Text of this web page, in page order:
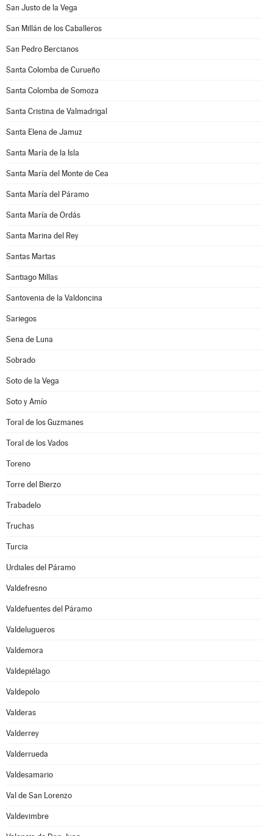
San Justo de la Vega
San Millán de los Caballeros
San Pedro Bercianos
Santa Colomba de Curueño
Santa Colomba de Somoza
Santa Cristina de Valmadrigal
Santa Elena de Jamuz
Santa María de la Isla
Santa María del Monte de Cea
Santa María del Páramo
Santa María de Ordás
Santa Marina del Rey
Santas Martas
Santiago Millas
Santovenia de la Valdoncina
Sariegos
Sena de Luna
Sobrado
Soto de la Vega
Soto y Amío
Toral de los Guzmanes
Toral de los Vados
Toreno
Torre del Bierzo
Trabadelo
Truchas
Turcia
Urdiales del Páramo
Valdefresno
Valdefuentes del Páramo
Valdelugueros
Valdemora
Valdepiélago
Valdepolo
Valderas
Valderrey
Valderrueda
Valdesamario
Val de San Lorenzo
Valdevimbre